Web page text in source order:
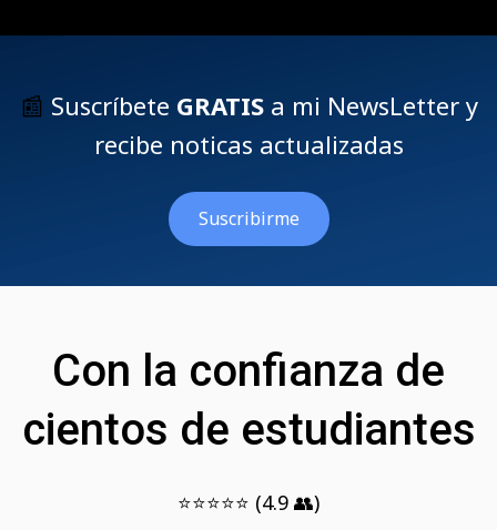
📰 Suscríbete GRATISa mi NewsLetter y
recibe noticas actualizadas
Suscribirme
Con la confianza de
cientos de estudiantes
⭐​⭐​⭐​⭐​⭐ (4.9 👥)​